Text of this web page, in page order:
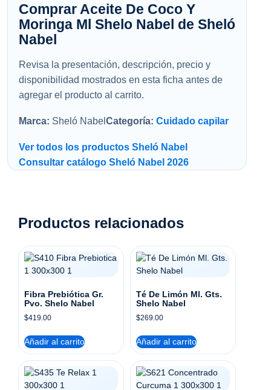
Comprar Aceite De Coco Y
Moringa Ml Shelo Nabel de Sheló
Nabel
Revisa la presentación, descripción, precio y
disponibilidad mostrados en esta ficha antes de
agregar el producto al carrito.
Marca: Sheló Nabel Categoría: Cuidado capilar
Ver todos los productos Sheló Nabel
Consultar catálogo Sheló Nabel 2026
Productos relacionados
Fibra Prebiótica Gr.
Pvo. Shelo Nabel
$419.00
Añadir al carrito
Té De Limón Ml. Gts.
Shelo Nabel
$269.00
Añadir al carrito